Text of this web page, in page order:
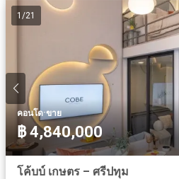
1 /21
คอนโด·ขาย
฿ 4,840,000
โค้บบ์ เกษตร – ศรีปทุม